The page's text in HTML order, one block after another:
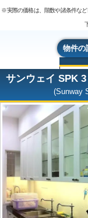
プ
マレ
バリ
日本
マ
ペ
ジ
※実際の価格は、階数や諸条件な
物件の
サンウェイ SPK
(Sunway